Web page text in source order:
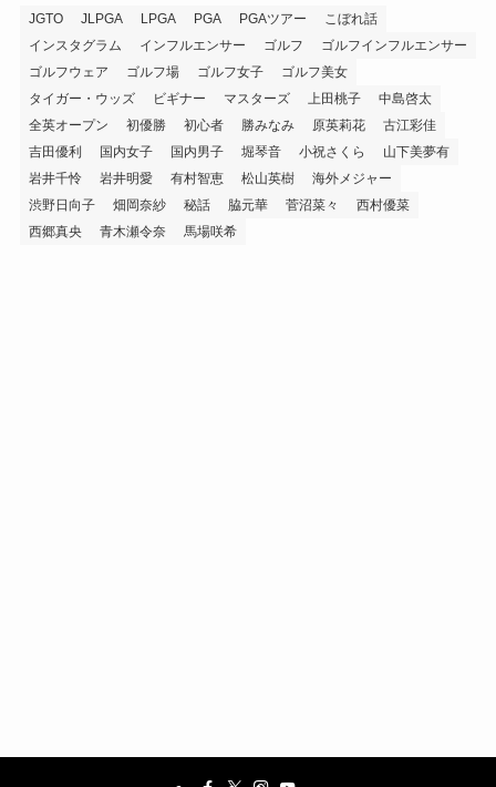
JGTO JLPGA LPGA PGA PGAツアー
こぼれ話
インスタグラム
インフルエンサー ゴルフ
ゴルフインフルエンサー
ゴルフウェア
ゴルフ場 ゴルフ女子
ゴルフ美女
タイガー・ウッズ
ビギナー マスターズ 上田桃子
中島啓太
全英オープン
初優勝 初心者 勝みなみ 原英莉花
古江彩佳
吉田優利
国内女子 国内男子 堀琴音 小祝さくら
山下美夢有
岩井千怜
岩井明愛 有村智恵 松山英樹
海外メジャー
渋野日向子
畑岡奈紗 秘話 脇元華 菅沼菜々
西村優菜
西郷真央
青木瀬令奈 馬場咲希